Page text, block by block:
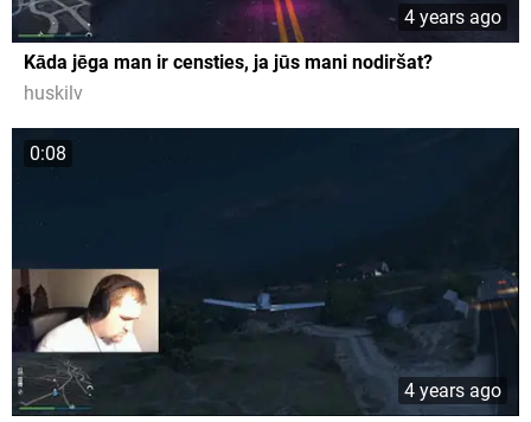
4 years ago
Kāda jēga man ir censties, ja jūs mani nodiršat?
huskilv
0:08
4 years ago